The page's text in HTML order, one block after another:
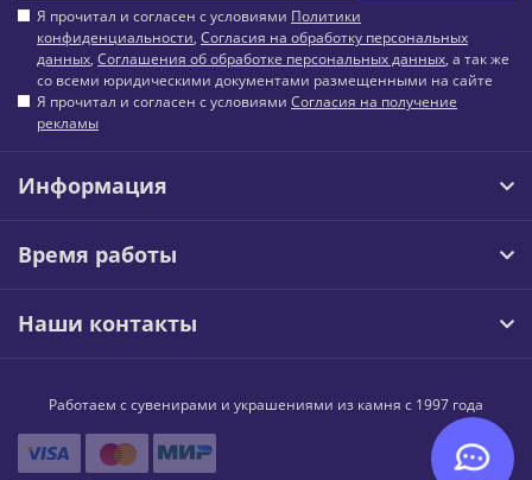
Я прочитал и согласен с условиями Политики
конфиденциальности, Согласия на обработку персональных
данных, Соглашения об обработке персональных данных, а так же
со всеми юридическими документами размещенными на сайте
Я прочитал и согласен с условиями Согласия на получение
рекламы
Информация
Время работы
Наши контакты
Работаем с сувенирами и украшениями из камня с 1997 года